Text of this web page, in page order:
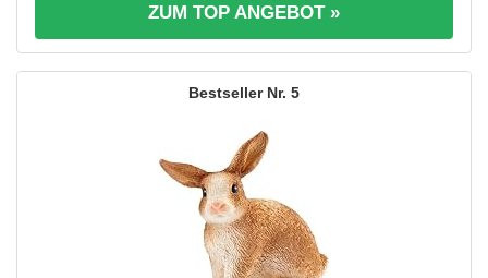
ZUM TOP ANGEBOT »
5